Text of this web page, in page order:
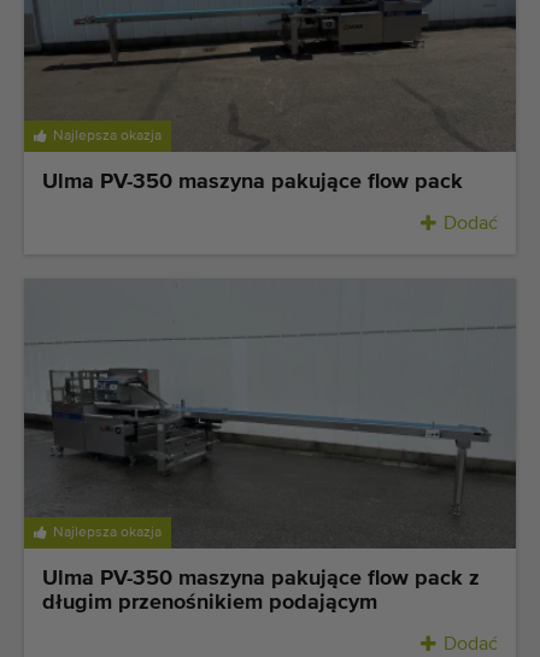
Wykwalifikowany personel
Dostawa na całym świecie
Najlepsza okazja
Ulma PV-350 maszyna pakujące flow pack
Dodać
Najlepsza okazja
Ulma PV-350 maszyna pakujące flow pack z
długim przenośnikiem podającym
Dodać